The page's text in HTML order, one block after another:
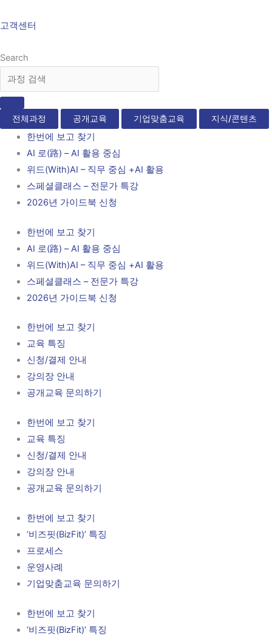
고객센터
Search
전체과정 공개교육 기업맞춤교육 지식/콘텐츠
한번에 보고 찾기
AI 로(路) – AI 활용 중심
위드(With)AI – 직무 중심 +AI 활용
스페셜클래스 – 전문가 특강
2026년 가이드북 신청
한번에 보고 찾기
AI 로(路) – AI 활용 중심
위드(With)AI – 직무 중심 +AI 활용
스페셜클래스 – 전문가 특강
2026년 가이드북 신청
한번에 보고 찾기
교육 특징
신청/결제 안내
강의장 안내
공개교육 문의하기
한번에 보고 찾기
교육 특징
신청/결제 안내
강의장 안내
공개교육 문의하기
한번에 보고 찾기
‘비즈핏(BizFit)’ 특징
프로세스
운영사례
기업맞춤교육 문의하기
한번에 보고 찾기
‘비즈핏(BizFit)’ 특징